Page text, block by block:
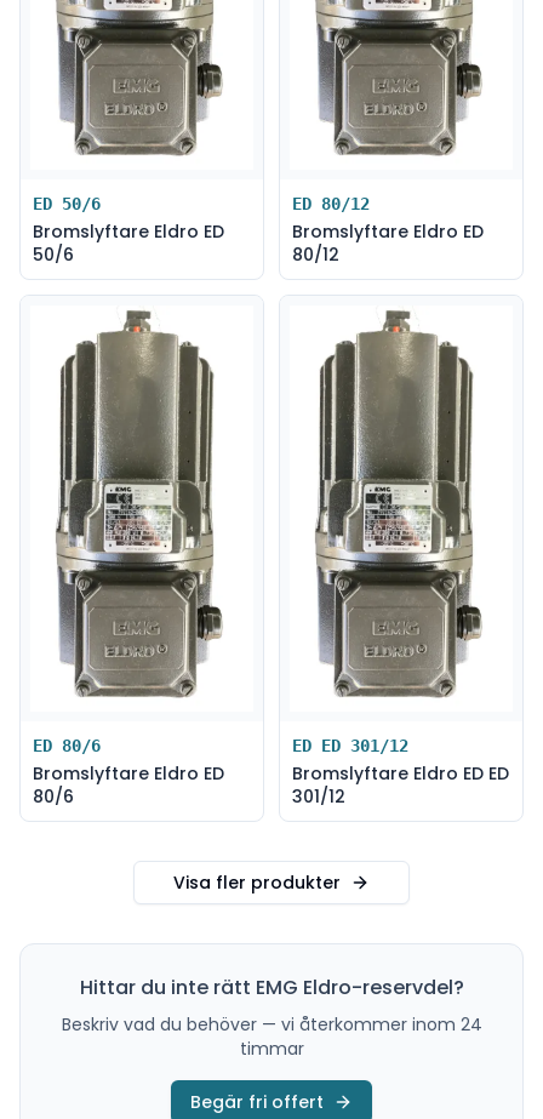
ED 50/6
Bromslyftare Eldro ED
50/6
ED 80/12
Bromslyftare Eldro ED
80/12
ED 80/6
Bromslyftare Eldro ED
80/6
ED ED 301/12
Bromslyftare Eldro ED ED
301/12
Visa fler produkter
Hittar du inte rätt EMG Eldro-reservdel?
Beskriv vad du behöver — vi återkommer inom 24
timmar
Begär fri offert